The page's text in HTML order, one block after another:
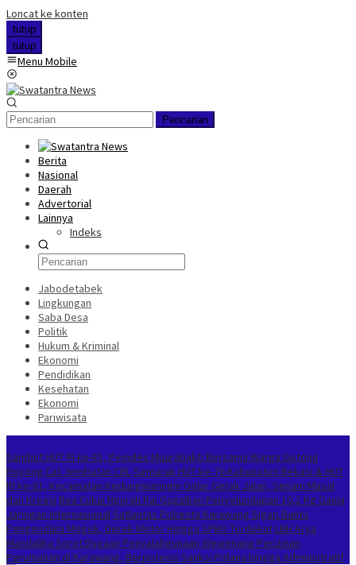
Loncat ke konten
tutup
tutup
Menu Mobile
Pencarian
Berita
Nasional
Daerah
Advertorial
Lainnya
Indeks
Jabodetabek
Lingkungan
Saba Desa
Politik
Hukum & Kriminal
Ekonomi
Pendidikan
Kesehatan
Ekonomi
Pariwisata
Sambut HUT RI ke-81, Pemdes Muarabakti Bersama Warga Gotong
Royong Cat Jembatan CBLSemarak HUT ke-76 Kabupaten Bekasi & HUT
RI ke-81, Kecamatan Kedungwaringin Gelar Gerak Jalan, Senam Masal
dan Kreasi Bea Cukai Ngurah Rai Gagalkan Penyelundupan 10,1 Kg Ganja
Jaringan InternasionalSatlantas Polresta Karawang Sigap Bantu
Pengendara Mogok, Derek Motor Hingga SPBU Terdekat LBH Arya
Mandalika Sorot Dugaan Penyalahgunaan Wewenang Perizinan
Perumahan di Karawang, Berpotensi Sanksi Pidana hingga Administratif